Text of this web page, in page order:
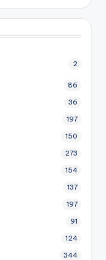
2
86
36
197
150
273
154
137
197
91
124
344